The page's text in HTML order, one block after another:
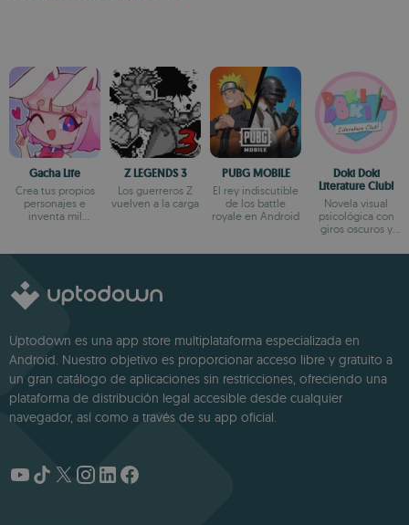
Gacha Life
Crea tus propios
personajes e
inventa mil
Z LEGENDS 3
Los guerreros Z
vuelven a la carga
PUBG MOBILE
El rey indiscutible
de los battle
royale en Android
Doki Doki
Literature Club!
Novela visual
psicológica con
giros oscuros y
Uptodown es una app store multiplataforma especializada en
Android. Nuestro objetivo es proporcionar acceso libre y gratuito a
un gran catálogo de aplicaciones sin restricciones, ofreciendo una
plataforma de distribución legal accesible desde cualquier
navegador, así como a través de su app oficial.